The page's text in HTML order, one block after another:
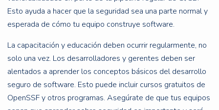
Esto ayuda a hacer que la seguridad sea una parte normal y
esperada de cómo tu equipo construye software.
La capacitación y educación deben ocurrir regularmente, no
solo una vez. Los desarrolladores y gerentes deben ser
alentados a aprender los conceptos básicos del desarrollo
seguro de software. Esto puede incluir cursos gratuitos de
OpenSSF y otros programas. Asegúrate de que tus equipos